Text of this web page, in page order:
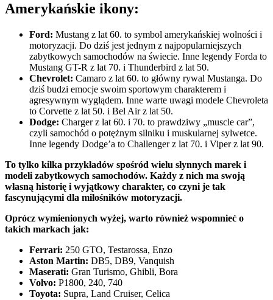
Amerykańskie ikony:
Ford: Mustang z lat 60. to symbol amerykańskiej wolności i
motoryzacji. Do dziś jest jednym z najpopularniejszych
zabytkowych samochodów na świecie. Inne legendy Forda to
Mustang GT-R z lat 70. i Thunderbird z lat 50.
Chevrolet: Camaro z lat 60. to główny rywal Mustanga. Do
dziś budzi emocje swoim sportowym charakterem i
agresywnym wyglądem. Inne warte uwagi modele Chevroleta
to Corvette z lat 50. i Bel Air z lat 50.
Dodge: Charger z lat 60. i 70. to prawdziwy „muscle car”,
czyli samochód o potężnym silniku i muskularnej sylwetce.
Inne legendy Dodge’a to Challenger z lat 70. i Viper z lat 90.
To tylko kilka przykładów spośród wielu słynnych marek i
modeli zabytkowych samochodów. Każdy z nich ma swoją
własną historię i wyjątkowy charakter, co czyni je tak
fascynującymi dla miłośników motoryzacji.
Oprócz wymienionych wyżej, warto również wspomnieć o
takich markach jak:
Ferrari: 250 GTO, Testarossa, Enzo
Aston Martin: DB5, DB9, Vanquish
Maserati: Gran Turismo, Ghibli, Bora
Volvo: P1800, 240, 740
Toyota: Supra, Land Cruiser, Celica